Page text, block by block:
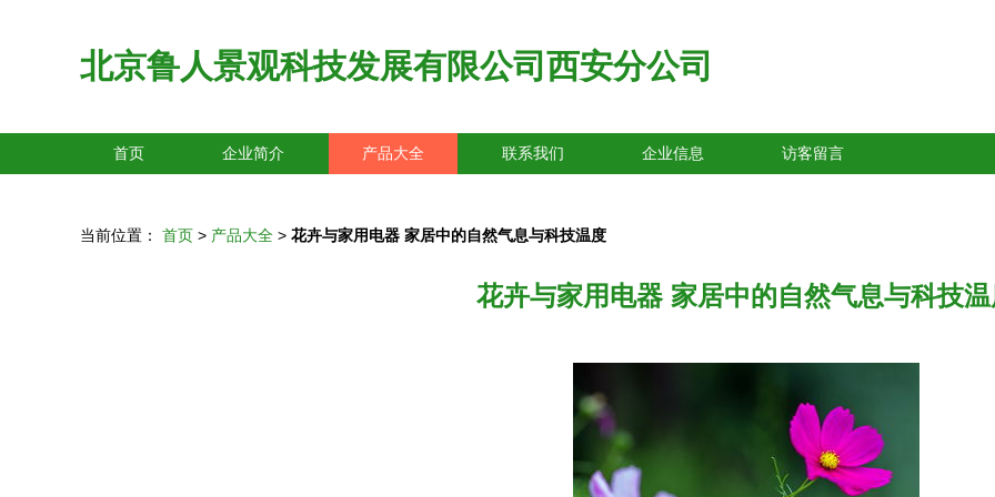
北京鲁人景观科技发展有限公司西安分公司
首页 企业简介 产品大全 联系我们 企业信息 访客留言
当前位置： 首页 > 产品大全 > 花卉与家用电器 家居中的自然气息与科技温度
花卉与家用电器 家居中的自然气息与科技